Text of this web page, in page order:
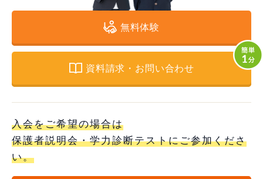
無料体験
資料請求・お問い合わせ
入会をご希望の場合は
保護者説明会・学力診断テストにご参加くださ
い。